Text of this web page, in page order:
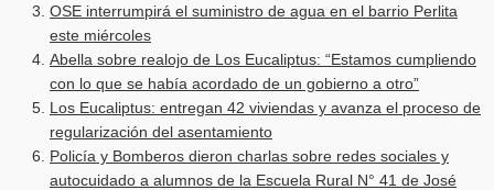
OSE interrumpirá el suministro de agua en el barrio Perlita
este miércoles
Abella sobre realojo de Los Eucaliptus: “Estamos cumpliendo
con lo que se había acordado de un gobierno a otro”
Los Eucaliptus: entregan 42 viviendas y avanza el proceso de
regularización del asentamiento
Policía y Bomberos dieron charlas sobre redes sociales y
autocuidado a alumnos de la Escuela Rural N° 41 de José